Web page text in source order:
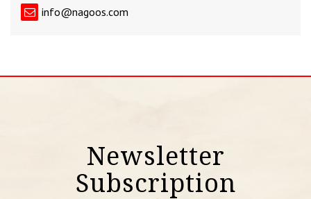
info@nagoos.com
Newsletter
Subscription